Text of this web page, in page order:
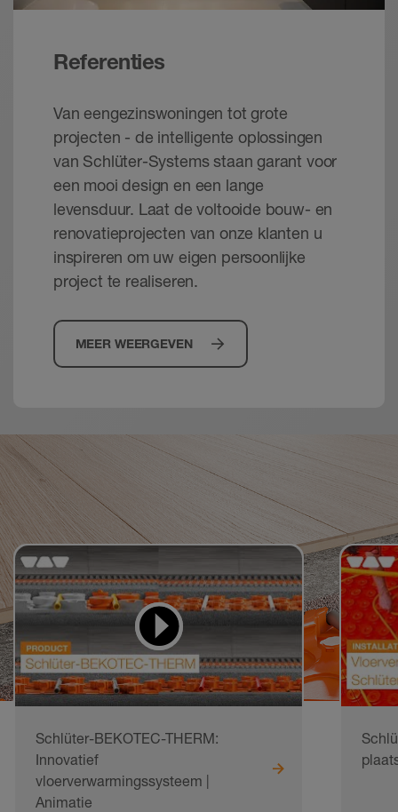
Referenties
Van eengezinswoningen tot grote
projecten - de intelligente oplossingen
van Schlüter-Systems staan garant voor
een mooi design en een lange
levensduur. Laat de voltooide bouw- en
renovatieprojecten van onze klanten u
inspireren om uw eigen persoonlijke
project te realiseren.
MEER WEERGEVEN
video's
Schlüter-BEKOTEC-THERM:
Innovatief
vloerverwarmingssysteem |
Animatie